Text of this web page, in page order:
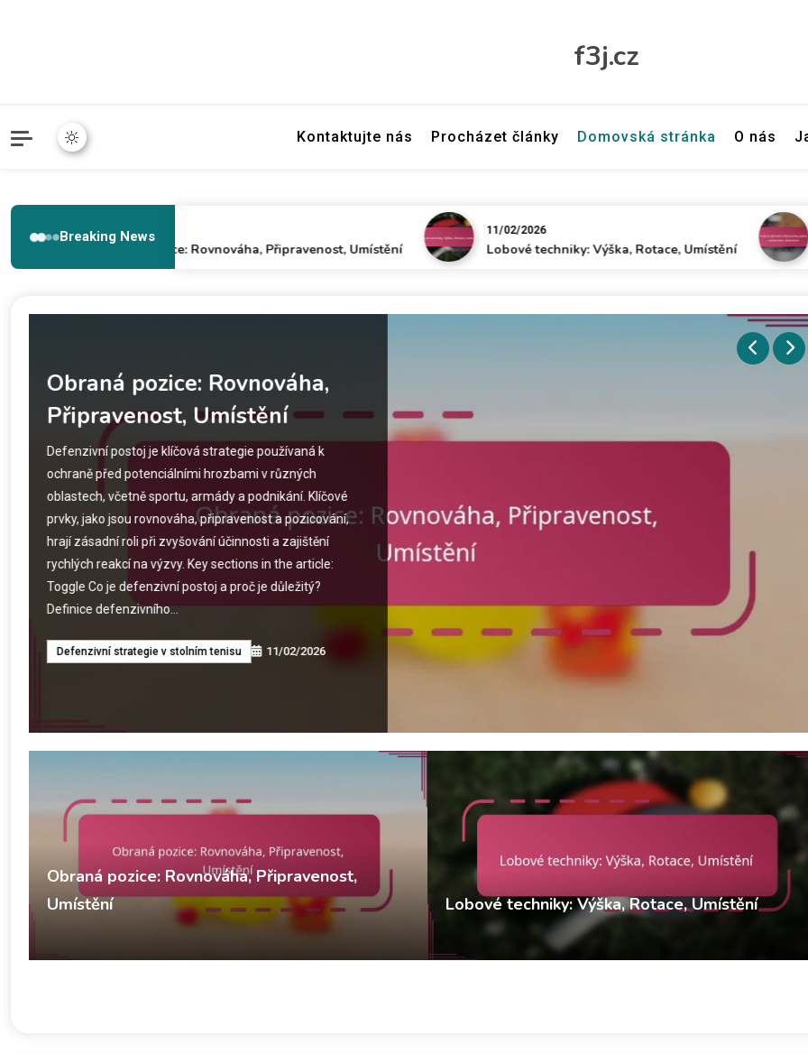
f3j.cz
Kontaktujte nás Procházet články Domovská stránka O nás
Breaking News
11/02/2026
Obraná pozice: Rovnováha, Připravenost, Umístění
11/02/2026
Lobové techniky: Výška, Rotace, Umístění
11/02/
Hraní
Lobové techniky: Výška,
Rotace, Umístění
Techniky lobu jsou nezbytné ve raketových sportech,
jako je tenis a badminton, a umožňují hráčům zvednout
míč nad soupeři a cílit na konkrétní umístění. Ovládnutí
výšky, rotace a umístění lobů může vytvořit příležitosti ke
skórování tím, že se využije postavení a slabin soupeřů.
Key sections in the article: Toggle Co jsou techniky lobu
ve sportu?…
Defenzivní strategie v stolním tenisu 11/02/2026
Obraná pozice: Rovnováha, Připravenost,
Umístění
11/02/2026
Lobové techniky: Výška, Rotace, Umístění
Defenzivní strategie v stolním tenisu
11/02/2026